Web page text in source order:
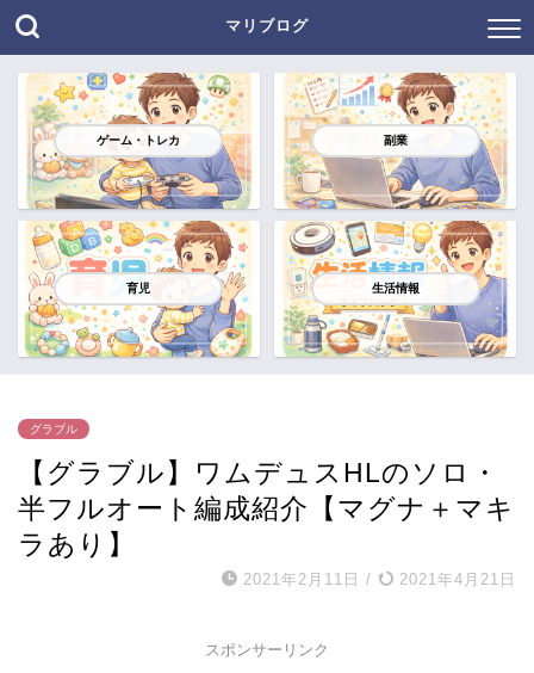
マリブログ
ゲーム・トレカ 副業
育児 生活情報
グラブル
【グラブル】ワムデュスHLのソロ・
半フルオート編成紹介【マグナ＋マキ
ラあり】
2021年2月11日 / 2021年4月21日
スポンサーリンク